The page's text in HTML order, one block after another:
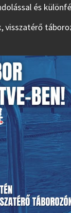
és
visszatérő